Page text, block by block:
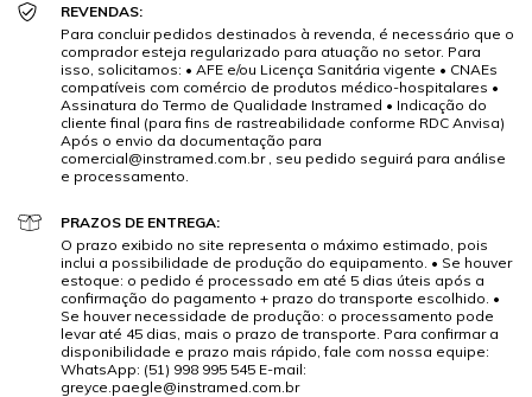
REVENDAS:
Para concluir pedidos destinados à revenda, é necessário que o
comprador esteja regularizado para atuação no setor. Para
isso, solicitamos: • AFE e/ou Licença Sanitária vigente • CNAEs
compatíveis com comércio de produtos médico-hospitalares •
Assinatura do Termo de Qualidade Instramed • Indicação do
cliente final (para fins de rastreabilidade conforme RDC Anvisa)
Após o envio da documentação para
comercial@instramed.com.br, seu pedido seguirá para análise
e processamento.
PRAZOS DE ENTREGA:
O prazo exibido no site representa o máximo estimado, pois
inclui a possibilidade de produção do equipamento. • Se houver
estoque: o pedido é processado em até 5 dias úteis após a
confirmação do pagamento + prazo do transporte escolhido. •
Se houver necessidade de produção: o processamento pode
levar até 45 dias, mais o prazo de transporte. Para confirmar a
disponibilidade e prazo mais rápido, fale com nossa equipe:
WhatsApp: (51) 998 995 545 E-mail:
greyce.paegle@instramed.com.br